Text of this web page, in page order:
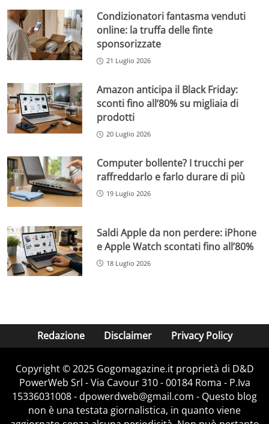
Condizionatori fantasma venduti
online: la truffa delle finte
sponsorizzate
21 Luglio 2026
Amazon anticipa il Black Friday:
sconti fino all’80% su migliaia di
prodotti
20 Luglio 2026
Computer bollente? I trucchi per
raffreddarlo e farlo durare di più
19 Luglio 2026
Saldi Apple da non perdere: iPhone
e Apple Watch scontati fino all’80%
18 Luglio 2026
Redazione Disclaimer Privacy Policy
Copyright © 2025 Gogomagazine.it proprietà di D&D
PowerWeb Srl - Via Cavour 310 - 00184 Roma - P.Iva
15336031008 - dpowerdweb@gmail.com - Questo blog
non è una testata giornalistica, in quanto viene